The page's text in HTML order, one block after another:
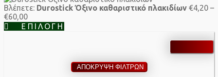
Βλέπετε: Durostick Όξινο καθαριστικό πλακιδίων €4,20 –
€60,00Price
range:
€4,20
ΕΠΙΛΟΓΉ
ΑΠΟΚΡΥΨΗ ΦΙΛΤΡΩΝ